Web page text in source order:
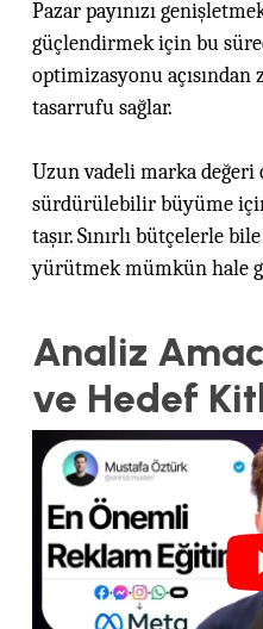
Pazar payınızı
güçlendirmek için bu
optimizasyonu açısından
tasarrufu sağlar.
Uzun vadeli marka değeri
sürdürülebilir büyüme
taşır. Sınırlı bütçelerle
yürütmek mümkün hale
Analiz
ve Hedef